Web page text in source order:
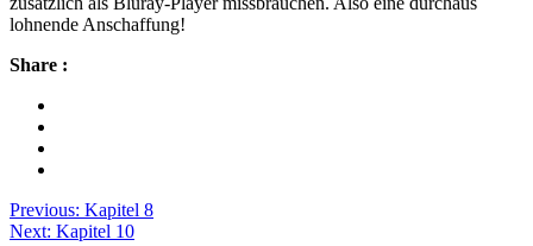
lohnende Anschaffung!
Share :
Beitragsnavigation
Previous: Kapitel 8
Next: Kapitel 10